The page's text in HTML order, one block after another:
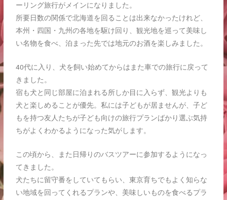
ーリング旅行がメインになりました。
所要日数の関係で北海道を回ることは出来なかったけれど、
本州・四国・九州の各地を駆け回り、観光地を巡って美味し
い名物を食べ、泊まった先では地元のお酒を楽しみました。
40代に入り、犬を飼い始めてからはまた車での旅行に戻って
きました。
宿も犬と同じ部屋に泊まれる所しか目に入らず、観光よりも
犬と楽しめることが優先。私には子どもが居ませんが、子ど
もを持つ友人たちが子ども向けの旅行プランばかり選ぶ気持
ちがよくわかるようになった気がします。
この頃から、また日帰りのバスツアーに参加するようになっ
てきました。
犬たちに留守番をしていてもらい、東京育ちでもよく知らな
い地域を回ってくれるプランや、美味しいものを食べるプラ